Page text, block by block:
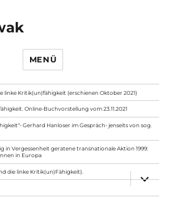
MENÜ
linke Kritik(un)fähigkeit (erschienen Oktober 2021)
Online-Buchvorstellung vom 23.11.2021
Gerhard Hanloser im Gespräch- jenseits von sog.
in Vergessenheit geratene transnationale Aktion 1999:
in Europa
die linke Kritik(un)Fähigkeit).
anzeigen